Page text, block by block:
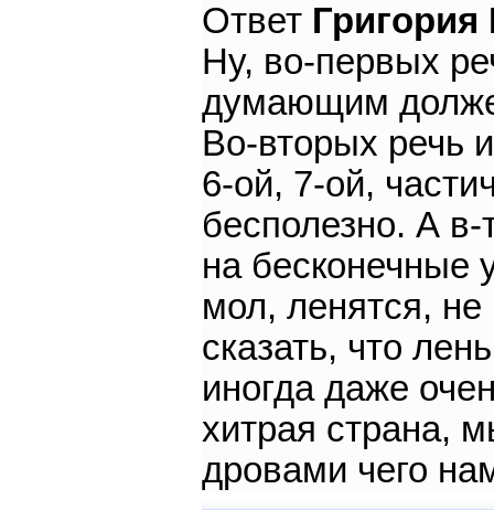
Ответ
Ну, во-первых
думающим
Во-вторых речь
6-ой, 7-ой,
бесполезно. А в-
на бесконечные
мол, ленятся, не
сказать, что
иногда даже
хитрая страна,
дровами чего